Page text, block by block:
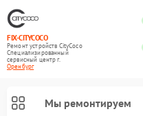
FIX-CITYCOCO
Ремонт устройств CityCoco
Специализированный
cервисный центр г.
Оренбург
Мы ремонтируем